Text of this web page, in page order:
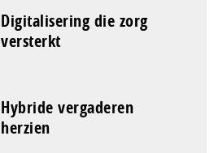
Digitalisering die zorg
versterkt
Hybride vergaderen
herzien